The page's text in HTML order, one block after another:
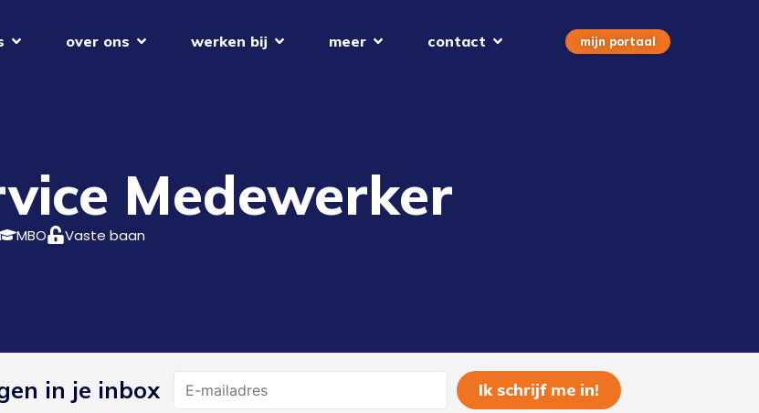
over ons werken bij meer contact mijn portaal
Medewerker
MBO Vaste baan
in je inbox